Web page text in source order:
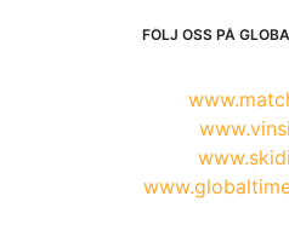
FÖLJ OSS PÅ